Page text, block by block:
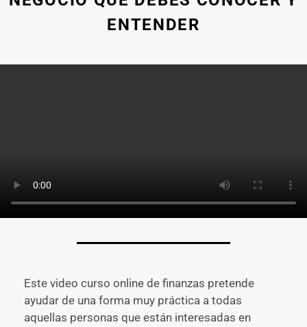
ENTENDER
Este video curso online de finanzas pretende
ayudar de una forma muy práctica a todas
aquellas personas que están interesadas en